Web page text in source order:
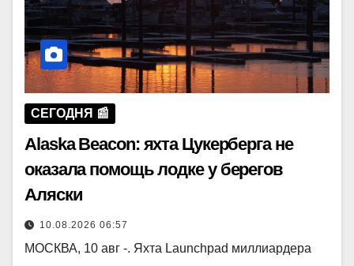
СЕГОДНЯ 📰
Alaska Beacon: яхта Цукерберга не
оказала помощь лодке у берегов
Аляски
10.08.2026 06:57
МОСКВА, 10 авг -. Яхта Launchpad миллиардера